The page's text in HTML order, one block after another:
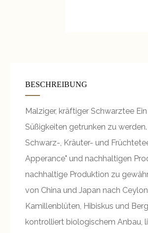
BESCHREIBUNG
Malziger, kräftiger Schwarztee
Süßigkeiten getrunken zu
Schwarz-, Kräuter- und
Apperance" und nachhaltigen
nachhaltige Produktion zu
von China und Japan nach
Kamillenblüten, Hibiskus und
kontrolliert biologischem